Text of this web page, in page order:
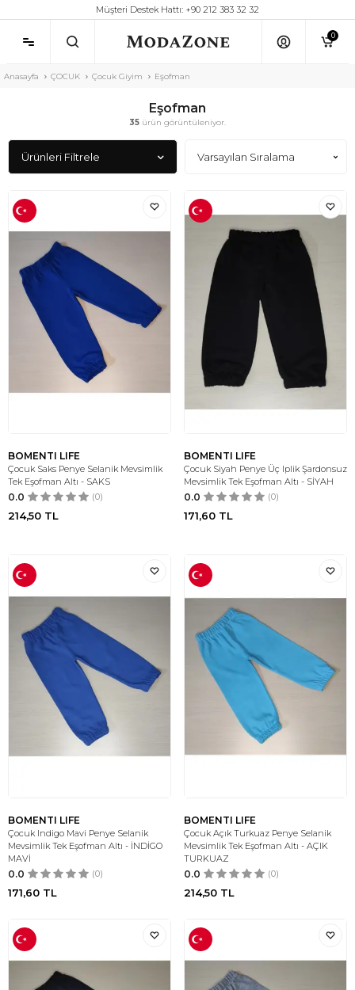
Müşteri Destek Hattı: +90 212 383 32 32
0
Anasayfa ÇOCUK Çocuk Giyim Eşofman
Eşofman
35 ürün görüntüleniyor.
Ürünleri Filtrele
BOMENTI LIFE
Çocuk Saks Penye Selanik Mevsimlik
Tek Eşofman Altı - SAKS
0.0 (0)
214,50 TL
BOMENTI LIFE
Çocuk Siyah Penye Üç Iplik Şardonsuz
Mevsimlik Tek Eşofman Altı - SİYAH
0.0 (0)
171,60 TL
BOMENTI LIFE
Çocuk Indigo Mavi Penye Selanik
Mevsimlik Tek Eşofman Altı - İNDİGO
MAVİ
0.0 (0)
171,60 TL
BOMENTI LIFE
Çocuk Açık Turkuaz Penye Selanik
Mevsimlik Tek Eşofman Altı - AÇIK
TURKUAZ
0.0 (0)
214,50 TL